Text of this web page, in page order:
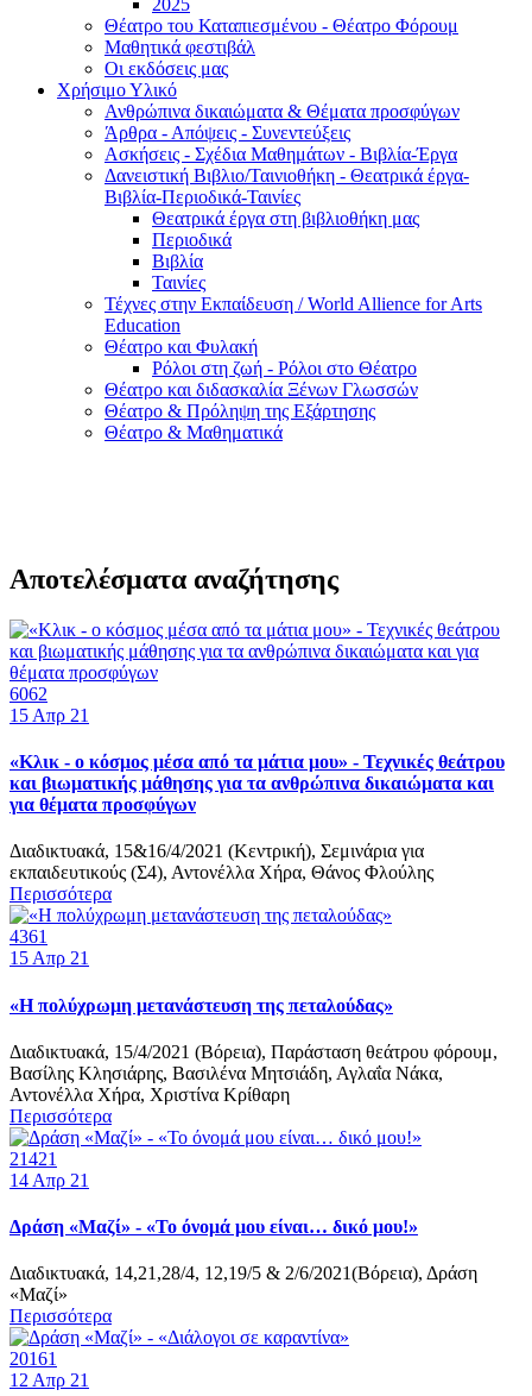
2025
Θέατρο του Καταπιεσμένου - Θέατρο Φόρουμ
Μαθητικά φεστιβάλ
Οι εκδόσεις μας
Χρήσιμο Υλικό
Ανθρώπινα δικαιώματα & Θέματα προσφύγων
Άρθρα - Απόψεις - Συνεντεύξεις
Ασκήσεις - Σχέδια Μαθημάτων - Βιβλία-Έργα
Δανειστική Βιβλιο/Ταινιοθήκη - Θεατρικά έργα-
Βιβλία-Περιοδικά-Ταινίες
Θεατρικά έργα στη βιβλιοθήκη μας
Περιοδικά
Βιβλία
Ταινίες
Τέχνες στην Εκπαίδευση / World Allience for Arts
Education
Θέατρο και Φυλακή
Ρόλοι στη ζωή - Ρόλοι στο Θέατρο
Θέατρο και διδασκαλία Ξένων Γλωσσών
Θέατρο & Πρόληψη της Εξάρτησης
Θέατρο & Μαθηματικά
Αποτελέσματα αναζήτησης
6062
15 Απρ 21
«Κλικ - ο κόσμος μέσα από τα μάτια μου» - Τεχνικές θεάτρου
και βιωματικής μάθησης για τα ανθρώπινα δικαιώματα και
για θέματα προσφύγων
Διαδικτυακά, 15&16/4/2021 (Κεντρική), Σεμινάρια για
εκπαιδευτικούς (Σ4), Αντονέλλα Χήρα, Θάνος Φλούλης
Περισσότερα
4361
15 Απρ 21
«Η πολύχρωμη μετανάστευση της πεταλούδας»
Διαδικτυακά, 15/4/2021 (Βόρεια), Παράσταση θεάτρου φόρουμ,
Βασίλης Κλησιάρης, Βασιλένα Μητσιάδη, Αγλαΐα Νάκα,
Αντονέλλα Χήρα, Χριστίνα Κρίθαρη
Περισσότερα
21421
14 Απρ 21
Δράση «Μαζί» - «Το όνομά μου είναι… δικό μου!»
Διαδικτυακά, 14,21,28/4, 12,19/5 & 2/6/2021(Βόρεια), Δράση
«Μαζί»
Περισσότερα
20161
12Απρ 21